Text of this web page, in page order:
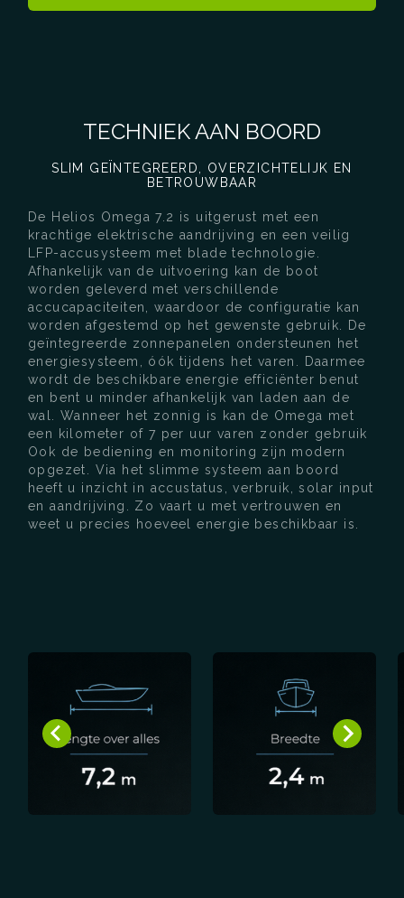
TECHNIEK AAN BOORD
SLIM GEÏNTEGREERD, OVERZICHTELIJK EN
BETROUWBAAR
De Helios Omega 7.2 is uitgerust met een
krachtige elektrische aandrijving en een veilig
LFP-accusysteem met blade technologie.
Afhankelijk van de uitvoering kan de boot
worden geleverd met verschillende
accucapaciteiten, waardoor de configuratie kan
worden afgestemd op het gewenste gebruik. De
geïntegreerde zonnepanelen ondersteunen het
energiesysteem, óók tijdens het varen. Daarmee
wordt de beschikbare energie efficiënter benut
en bent u minder afhankelijk van laden aan de
wal. Wanneer het zonnig is kan de Omega met
een kilometer of 7 per uur varen zonder gebruik
Ook de bediening en monitoring zijn modern
opgezet. Via het slimme systeem aan boord
heeft u inzicht in accustatus, verbruik, solar input
en aandrijving. Zo vaart u met vertrouwen en
weet u precies hoeveel energie beschikbaar is.